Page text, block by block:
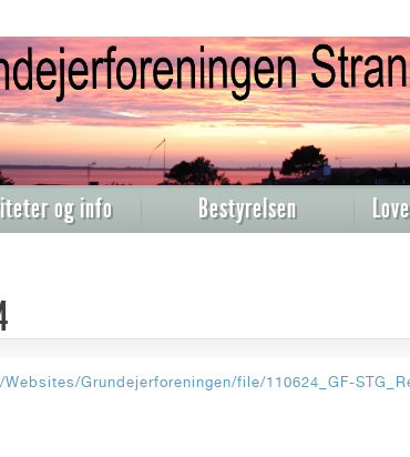
og info Bestyrelsen
Grundejerforeningen/file/110624_GF-